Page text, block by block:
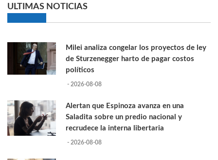
ULTIMAS NOTICIAS
Milei analiza congelar los proyectos de ley
de Sturzenegger harto de pagar costos
políticos
- 2026-08-08
Alertan que Espinoza avanza en una
Saladita sobre un predio nacional y
recrudece la interna libertaria
- 2026-08-08